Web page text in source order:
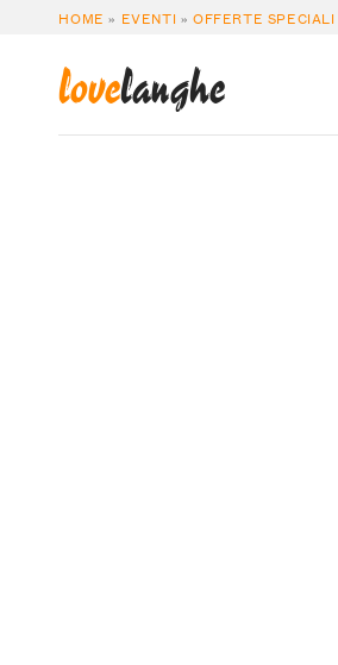
HOME » EVENTI »OFFERTE SPECIALI
lovelanghe